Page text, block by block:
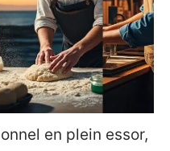
en plein essor,